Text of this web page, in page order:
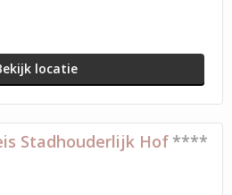
locatie
Stadhouderlijk Hof ****